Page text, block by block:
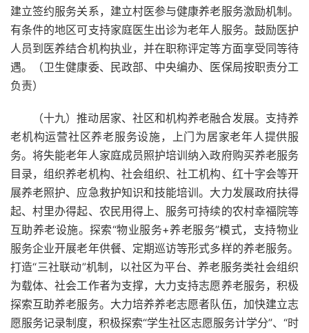
建立签约服务关系，建立村医参与健康养老服务激励机制。
有条件的地区可支持家庭医生出诊为老年人服务。鼓励医护
人员到医养结合机构执业，并在职称评定等方面享受同等待
遇。（卫生健康委、民政部、中央编办、医保局按职责分工
负责）
（十九）推动居家、社区和机构养老融合发展。支持养
老机构运营社区养老服务设施，上门为居家老年人提供服
务。将失能老年人家庭成员照护培训纳入政府购买养老服务
目录，组织养老机构、社会组织、社工机构、红十字会等开
展养老照护、应急救护知识和技能培训。大力发展政府扶得
起、村里办得起、农民用得上、服务可持续的农村幸福院等
互助养老设施。探索“物业服务+养老服务”模式，支持物业
服务企业开展老年供餐、定期巡访等形式多样的养老服务。
打造“三社联动”机制，以社区为平台、养老服务类社会组织
为载体、社会工作者为支撑，大力支持志愿养老服务，积极
探索互助养老服务。大力培养养老志愿者队伍，加快建立志
愿服务记录制度，积极探索“学生社区志愿服务计学分”、“时